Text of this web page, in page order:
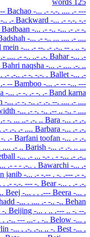
Bachao -... .- -.-. .... .- ---
.. .- Backward -... .- -.-. -.-
Badbaan -... .- -.. -... .- .- -.
-... .- -.. ... .... .- ....
mein -... .- --. .- .-.. -- . .. -.
.... .- -.. ..- .-. Bahar-... .-
Bahri naqsha -... .- .... .-. ..
.- .-.. .- -. -.-. . Ballet -... .-
-- Bamboo -... .- -- -... ---
-... .- -. .- -. .- Band karna
-... .- -. -.. .- .-. --. .... .- ....
-... .- -. -.. .-- .. -.. - ....
-. ... ..- .-. .. Bara -... .- .-.
.- .-. .- .... Barbara -... .- .-.
. .- Barfani toofan -... .- .-.
.... .- .. Barish -... .- .-. .. ...
-... .- ... -.- . - -... .- .-..
.- - - .-.. . Bawarchi -... .-
janib -... .- -.-- . -. .--- .- -.
. .- -.-. --- -. Bear-... . .- .-.
Beej -... . . .--- Beera -... .
-... . .... .- -.. -.. Behan
-. Beijing -... . .. .--- .. -. --.
. .-.. --- ...- . -.. Below -... .
-... . .-. .-.. .. -. Best -... .